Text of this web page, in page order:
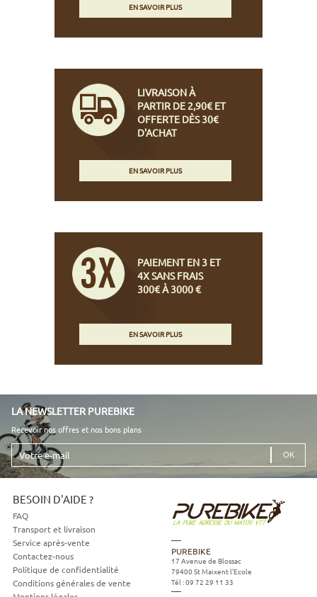
EN SAVOIR PLUS
LIVRAISON À
PARTIR DE 2,90€ ET
OFFERTE DÈS 30€
D'ACHAT
EN SAVOIR PLUS
PAIEMENT EN 3 ET
4X SANS FRAIS
300€ À 3000 €
EN SAVOIR PLUS
LA NEWSLETTER PUREBIKE
Recevoir nos offres et nos bons plans
Votre
e-
mail
BESOIN D'AIDE ?
FAQ
Transport et livraison
Service après-vente
Contactez-nous
Politique de confidentialité
Conditions générales de vente
PUREBIKE
17 Avenue de Blossac
79400 St Maixent l'Ecole
Tél :09 72 29 11 33